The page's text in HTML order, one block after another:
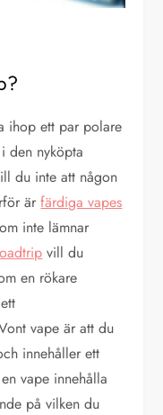
ihop ett par polare
den nyköpta
du inte att någon
ärfärdiga vapes
inte lämnar
vill du
en rökare
vape är att du
innehåller ett
vape innehålla
på vilken du